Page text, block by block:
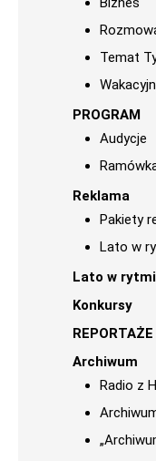
Temat
PROGRAM
Audycje
Reklama
Pakiety
Lato w
Lato w
Konkursy
REPORTAŻE
Archiwum
Radio z